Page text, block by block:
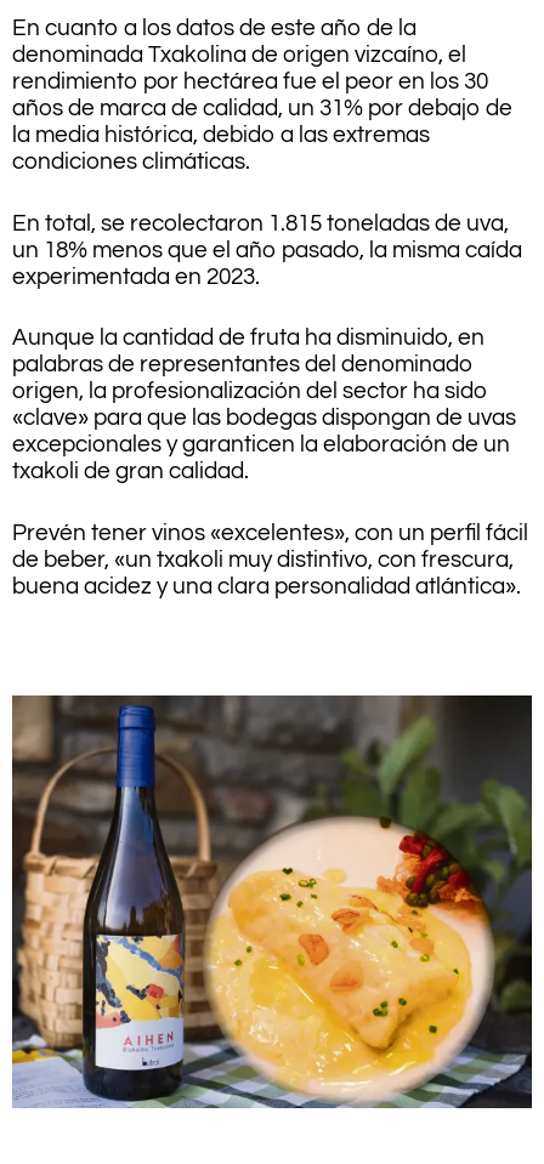
En cuanto a los datos de este año de la
denominada Txakolina de origen vizcaíno, el
rendimiento por hectárea fue el peor en los 30
años de marca de calidad, un 31% por debajo de
la media histórica, debido a las extremas
condiciones climáticas.
En total, se recolectaron 1.815 toneladas de uva,
un 18% menos que el año pasado, la misma caída
experimentada en 2023.
Aunque la cantidad de fruta ha disminuido, en
palabras de representantes del denominado
origen, la profesionalización del sector ha sido
«clave» para que las bodegas dispongan de uvas
excepcionales y garanticen la elaboración de un
txakoli de gran calidad.
Prevén tener vinos «excelentes», con un perfil fácil
de beber, «un txakoli muy distintivo, con frescura,
buena acidez y una clara personalidad atlántica».